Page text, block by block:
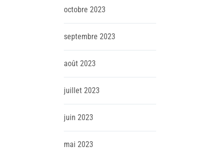
octobre 2023
septembre 2023
août 2023
juillet 2023
juin 2023
mai 2023